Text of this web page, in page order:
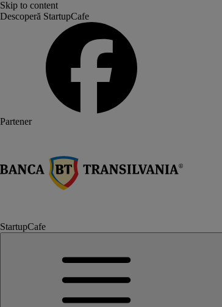
Skip to content
Descoperă StartupCafe
Partener
StartupCafe